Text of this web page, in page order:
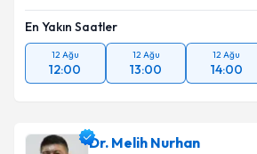
En Yakın Saatler
12 Ağu
12:00
12 Ağu
13:00
12 Ağu
14:00
Dr. Melih Nurhan